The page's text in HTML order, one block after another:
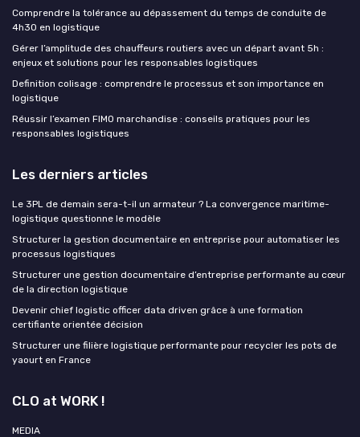
Comprendre la tolérance au dépassement du temps de conduite de
4h30 en logistique
Gérer l’amplitude des chauffeurs routiers avec un départ avant 5h :
enjeux et solutions pour les responsables logistiques
Definition colisage : comprendre le processus et son importance en
logistique
Réussir l’examen FIMO marchandise : conseils pratiques pour les
responsables logistiques
Les derniers articles
Le 3PL de demain sera-t-il un armateur ? La convergence maritime-
logistique questionne le modèle
Structurer la gestion documentaire en entreprise pour automatiser les
processus logistiques
Structurer une gestion documentaire d’entreprise performante au cœur
de la direction logistique
Devenir chief logistic officer data driven grâce à une formation
certifiante orientée décision
Structurer une filière logistique performante pour recycler les pots de
yaourt en France
CLO at WORK !
MEDIA